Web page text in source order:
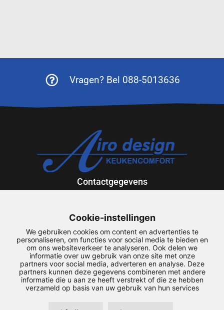
Vragen? Bel 088-5013636
Contactgegevens
9301 ZV Roden
088-5013636
airodesign@airodesign.nl
Snel naar
Service
Downloads
Cookie-instellingen
We gebruiken cookies om content en advertenties te
personaliseren, om functies voor social media te bieden en
om ons websiteverkeer te analyseren. Ook delen we
informatie over uw gebruik van onze site met onze
partners voor social media, adverteren en analyse. Deze
partners kunnen deze gegevens combineren met andere
informatie die u aan ze heeft verstrekt of die ze hebben
verzameld op basis van uw gebruik van hun services